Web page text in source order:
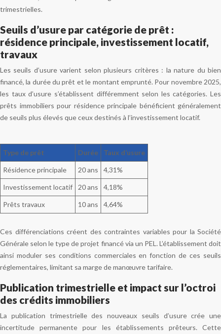
trimestrielles.
Seuils d’usure par catégorie de prêt :
résidence principale, investissement locatif,
travaux
Les seuils d’usure varient selon plusieurs critères : la nature du bien
financé, la durée du prêt et le montant emprunté. Pour novembre 2025,
les taux d’usure s’établissent différemment selon les catégories. Les
prêts immobiliers pour résidence principale bénéficient généralement
de seuils plus élevés que ceux destinés à l’investissement locatif.
Type de prêt Durée Taux d’usure
Résidence principale 20 ans 4,31%
Investissement locatif 20 ans 4,18%
Prêts travaux 10 ans 4,64%
Ces différenciations créent des contraintes variables pour la Société
Générale selon le type de projet financé via un PEL. L’établissement doit
ainsi moduler ses conditions commerciales en fonction de ces seuils
réglementaires, limitant sa marge de manœuvre tarifaire.
Publication trimestrielle et impact sur l’octroi
des crédits immobiliers
La publication trimestrielle des nouveaux seuils d’usure crée une
incertitude permanente pour les établissements prêteurs. Cette